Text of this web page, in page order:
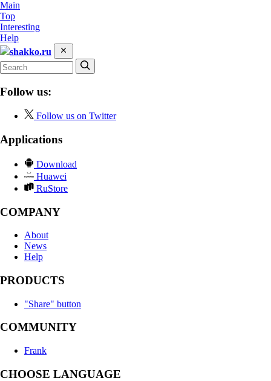
Main
Top
Interesting
Help
shakko.ru
Follow us:
Follow us on Twitter
Applications
Download
Huawei
RuStore
COMPANY
About
News
Help
PRODUCTS
"Share" button
COMMUNITY
Frank
CHOOSE LANGUAGE